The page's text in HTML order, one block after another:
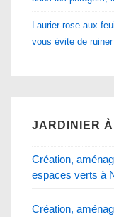
Laurier-rose aux
vous évite de
JARDINIER
Création,
espaces verts à
Création,